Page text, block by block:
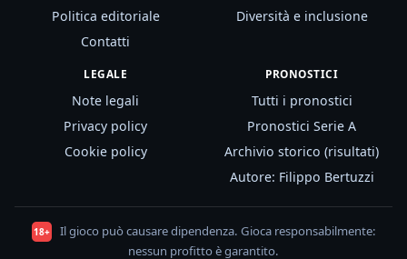
Politica editoriale
Contatti
Diversità e inclusione
LEGALE
Note legali
Privacy policy
Cookie policy
PRONOSTICI
Tutti i pronostici
Pronostici Serie A
Archivio storico (risultati)
Autore: Filippo Bertuzzi
18+
Il gioco può causare dipendenza. Gioca responsabilmente:
nessun profitto è garantito.